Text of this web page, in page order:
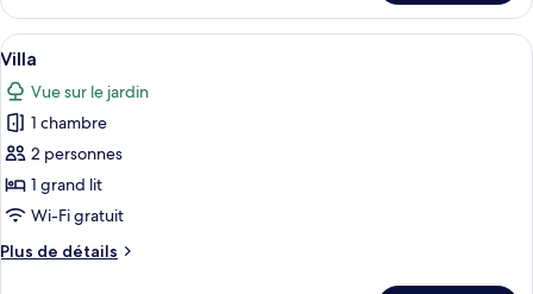
arbre
Cabane
dans
un
arbre
Afficher
toutes
les
photos
pour
ce
type
chambre :
Une maison moderne dotée d’une
19
Villa
Vue sur le jardin
1 chambre
2 personnes
1 grand lit
Wi-Fi gratuit
Plus de détails
Plus